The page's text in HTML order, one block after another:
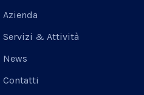
Azienda
Servizi & Attività
News
Contatti